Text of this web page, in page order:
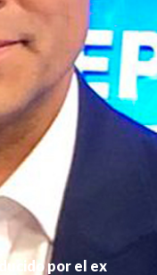
por el ex